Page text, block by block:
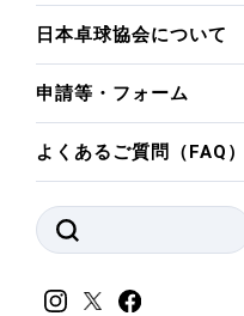
日本卓球協会について
申請等・フォーム
よくあるご質問（FAQ）